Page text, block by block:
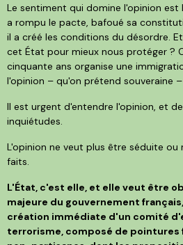
Le sentiment qui domine l'opinion est
a rompu le pacte, bafoué sa
il a créé les conditions du désordre.
cet État pour mieux nous protéger ?
cinquante ans organise une
l'opinion – qu'on prétend souveraine
Il est urgent d'entendre l'opinion, et
inquiétudes.
L'opinion ne veut plus être séduite ou
faits.
L'État, c'est elle, et elle veut être
majeure du gouvernement
création immédiate d'un comité
terrorisme, composé de pointures